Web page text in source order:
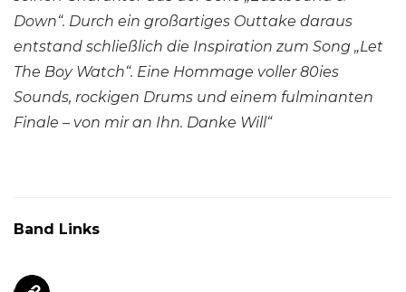
Down“. Durch ein großartiges Outtake daraus
entstand schließlich die Inspiration zum Song „Let
The Boy Watch“. Eine Hommage voller 80ies
Sounds, rockigen Drums und einem fulminanten
Finale – von mir an Ihn. Danke Will“
Band Links